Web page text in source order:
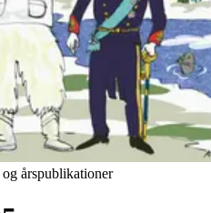
årspublikationer